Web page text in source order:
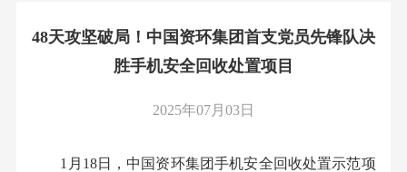
48天攻坚破局！中国资环集团首支党员先锋队决
胜手机安全回收处置项目
2025年07月03日
1月18日，中国资环集团手机安全回收处置示范项